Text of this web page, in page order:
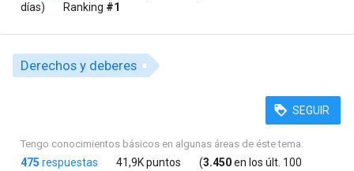
días)
Ranking #1
Derechos y deberes
SEGUIR
Tengo conocimientos básicos en algunas áreas de éste tema.
475 respuestas 41,9K puntos (3.450en los últ. 100